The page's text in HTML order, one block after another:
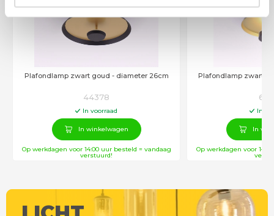
Plafondlamp zwart goud - diameter 26cm
44378
In voorraad
In winkelwagen
Op werkdagen voor 14:00 uur besteld = vandaag
verstuurd!
Plafondlamp zwart
In
In
Op werkdagen voor